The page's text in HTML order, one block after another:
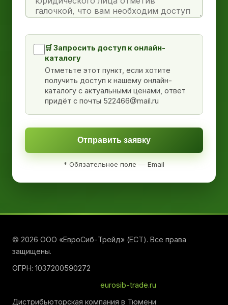
🛒 Запросить доступ к онлайн-
каталогу
Отметьте этот пункт, если хотите
получить доступ к нашему онлайн-
каталогу с актуальными ценами, ответ
придёт с почты 522466@mail.ru
Отправить заявку
* Обязательное поле — Email
© 2026 ООО «ЕвроСиб-Трейд» (ЕСТ). Все права
защищены.
ОГРН: 1037200590272
eurosib-trade.ru
Дистрибьюторская компания в Тюмени